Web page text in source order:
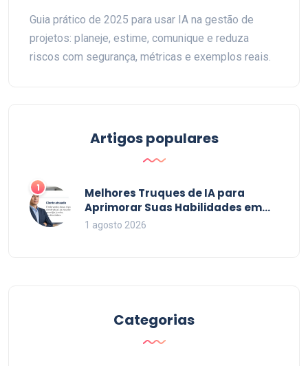
Guia prático de 2025 para usar IA na gestão de
projetos: planeje, estime, comunique e reduza
riscos com segurança, métricas e exemplos reais.
Artigos populares
1
Melhores Truques de IA para
Aprimorar Suas Habilidades em
2026
1 agosto 2026
Categorias